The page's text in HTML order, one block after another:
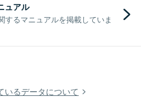
ュアル
するマニュアルを掲載していま
いるデータについて